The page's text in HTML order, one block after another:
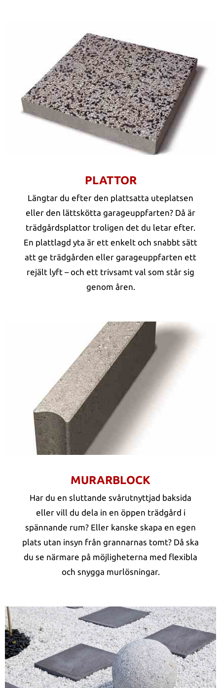
PLATTOR
Längtar du efter den plattsatta uteplatsen
eller den lättskötta garageuppfarten? Då är
trädgårdsplattor troligen det du letar efter.
En plattlagd yta är ett enkelt och snabbt sätt
att ge trädgården eller garageuppfarten ett
rejält lyft – och ett trivsamt val som står sig
genom åren.
MURARBLOCK
Har du en sluttande svårutnyttjad baksida
eller vill du dela in en öppen trädgård i
spännande rum? Eller kanske skapa en egen
plats utan insyn från grannarnas tomt? Då ska
du se närmare på möjligheterna med flexibla
och snygga murlösningar.